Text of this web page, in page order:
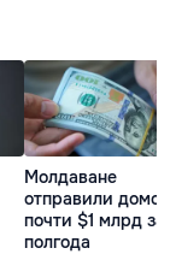
Молдаване
отправили домой
почти $1 млрд за
полгода